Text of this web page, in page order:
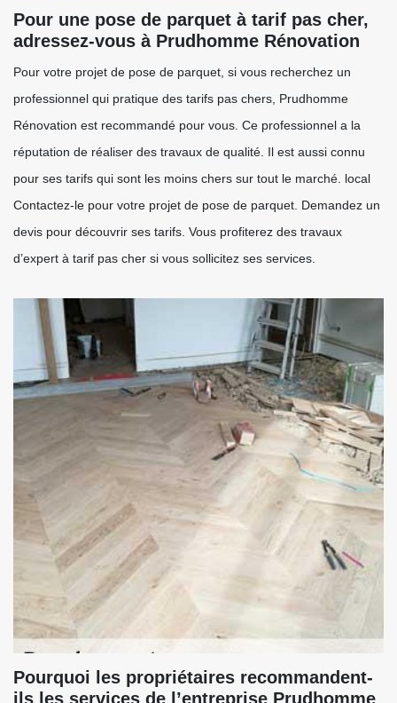
Pour une pose de parquet à tarif pas cher,
adressez-vous à Prudhomme Rénovation
Pour votre projet de pose de parquet, si vous recherchez un
professionnel qui pratique des tarifs pas chers, Prudhomme
Rénovation est recommandé pour vous. Ce professionnel a la
réputation de réaliser des travaux de qualité. Il est aussi connu
pour ses tarifs qui sont les moins chers sur tout le marché. local
Contactez-le pour votre projet de pose de parquet. Demandez un
devis pour découvrir ses tarifs. Vous profiterez des travaux
d’expert à tarif pas cher si vous sollicitez ses services.
Pourquoi les propriétaires recommandent-
ils les services de l’entreprise Prudhomme